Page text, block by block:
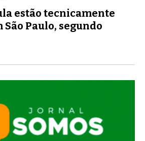
estão tecnicamente
Paulo, segundo